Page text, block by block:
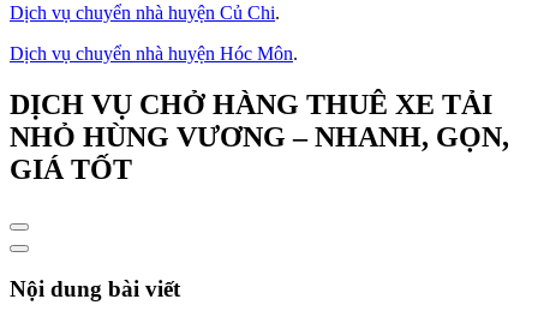
Dịch vụ chuyển nhà huyện Củ Chi.
Dịch vụ chuyển nhà huyện Hóc Môn.
DỊCH VỤ CHỞ HÀNG THUÊ XE TẢI
NHỎ HÙNG VƯƠNG – NHANH, GỌN,
GIÁ TỐT
Nội dung bài viết